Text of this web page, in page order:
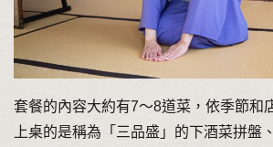
套餐的內容大約有7～8道菜，依季節和
上桌的是稱為「三品盛」的下酒菜拼盤